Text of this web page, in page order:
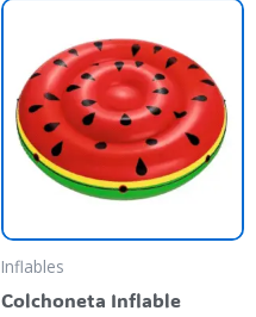
Inflables
Colchoneta Inflable